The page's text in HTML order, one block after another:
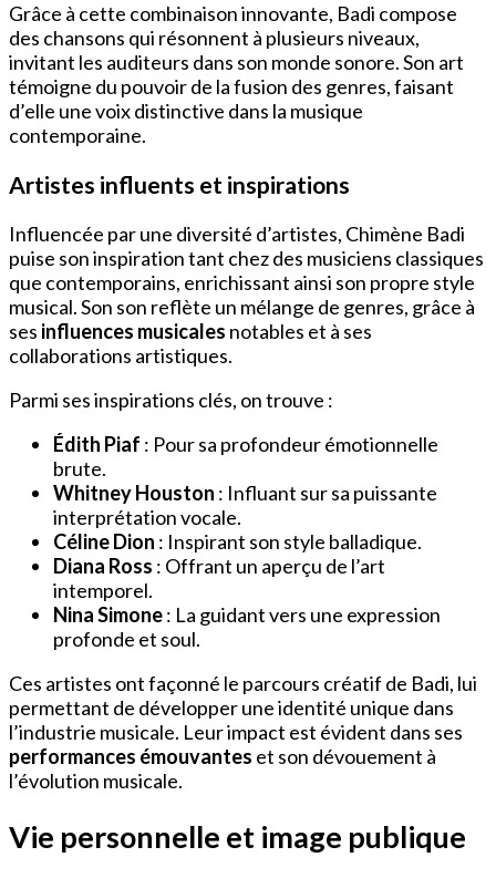
Grâce à cette combinaison innovante, Badi compose
des chansons qui résonnent à plusieurs niveaux,
invitant les auditeurs dans son monde sonore. Son art
témoigne du pouvoir de la fusion des genres, faisant
d’elle une voix distinctive dans la musique
contemporaine.
Artistes influents et inspirations
Influencée par une diversité d’artistes, Chimène Badi
puise son inspiration tant chez des musiciens classiques
que contemporains, enrichissant ainsi son propre style
musical. Son son reflète un mélange de genres, grâce à
ses influences musicales notables et à ses
collaborations artistiques.
Parmi ses inspirations clés, on trouve :
Édith Piaf : Pour sa profondeur émotionnelle
brute.
Whitney Houston : Influant sur sa puissante
interprétation vocale.
Céline Dion : Inspirant son style balladique.
Diana Ross : Offrant un aperçu de l’art
intemporel.
Nina Simone: La guidant vers une expression
profonde et soul.
Ces artistes ont façonné le parcours créatif de Badi, lui
permettant de développer une identité unique dans
l’industrie musicale. Leur impact est évident dans ses
performances émouvantes et son dévouement à
l’évolution musicale.
Vie personnelle et image publique